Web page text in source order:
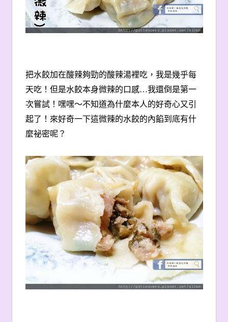
把水餃加在酸辣夠勁的酸辣湯裡吃，我是幾乎每
天吃！但是水餃本身微辣的口感…我還倒是第一
次嘗試！嘿嘿～不知道為什麼本人的好奇心又引
起了！來好奇一下這微辣的水餃的內餡到底有什
麼祕密呢？